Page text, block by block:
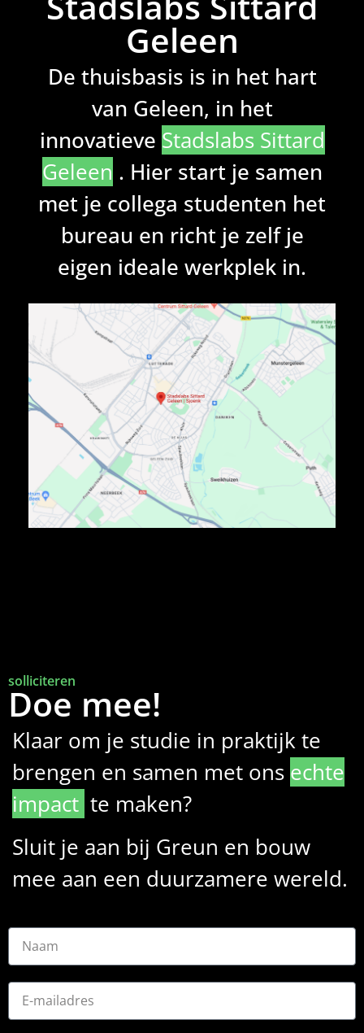
Geleen
De thuisbasis is in het hart
van Geleen, in het
innovatieve Stadslabs Sittard
Geleen . Hier start je samen
met je collega studenten het
bureau en richt je zelf je
eigen ideale werkplek in.
solliciteren
Doe mee!
Klaar om je studie in praktijk te
brengen en samen met ons echte
impact te maken?
Sluit je aan bij Greun en bouw
mee aan een duurzamere wereld.